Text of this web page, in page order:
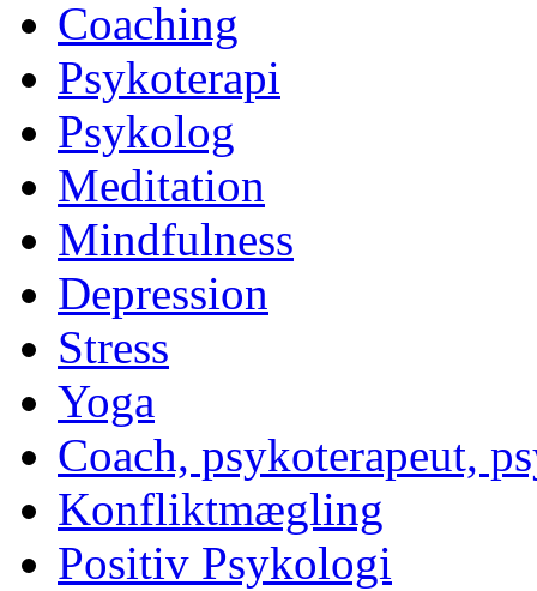
Coaching
Psykoterapi
Psykolog
Meditation
Mindfulness
Depression
Stress
Yoga
Coach, psykoterapeut,
Konfliktmægling
Positiv Psykologi